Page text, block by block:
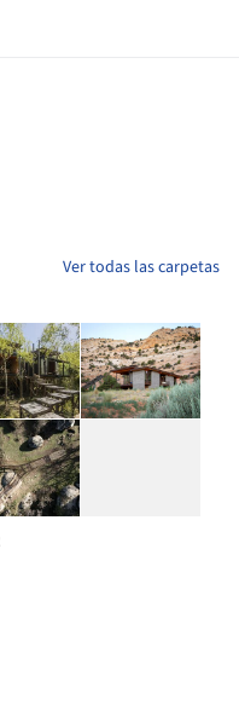
Ver todas las carpetas